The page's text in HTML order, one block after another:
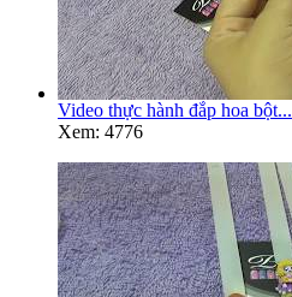
Video thực hành đắp hoa bột...
Xem: 4776